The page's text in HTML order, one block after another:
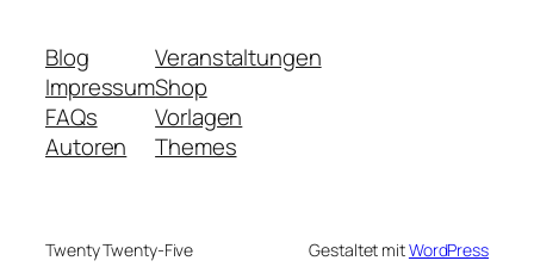
Blog
Impressum
FAQs
Autoren
Veranstaltungen
Shop
Vorlagen
Themes
Twenty Twenty-Five Gestaltet mitWordPress